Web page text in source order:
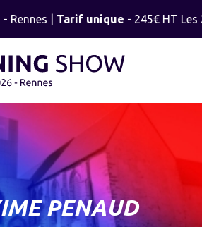
Rennes | Tarif unique- 245€ HT Les
PENAUD